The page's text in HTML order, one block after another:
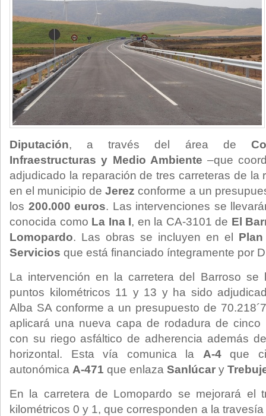
Diputación, a través del área de
Infraestructuras y Medio Ambiente –que
adjudicado la reparación de tres carreteras de la
en el municipio deJerezconforme a un
los 200.000 euros. Las intervenciones se
conocida como La Ina I, en la CA-3101 de El
Lomopardo. Las obras se incluyen en el
Servicios que está financiado íntegramente por
La intervención en la carretera del Barroso
puntos kilométricos 11 y 13 y ha sido
Alba SA conforme a un presupuesto de
aplicará una nueva capa de rodadura de cinco
con su riego asfáltico de adherencia además
horizontal. Esta vía comunica la A-4que
autonómica A-471 que enlaza Sanlúcar y
En la carretera de Lomopardo se mejorará el
kilométricos 0 y 1, que corresponden a la